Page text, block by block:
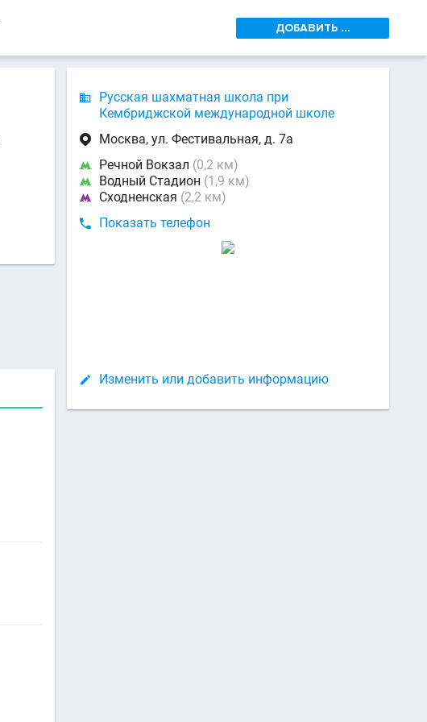
ДОБАВИТЬ ...

Русская шахматная школа при
Кембриджской международной школе
 Москва, ул. Фестивальная, д. 7а
 Речной Вокзал (0,2 км)
 Водный Стадион (1,9 км)
 Сходненская (2,2 км)
 Показать телефон
 Изменить или добавить информацию